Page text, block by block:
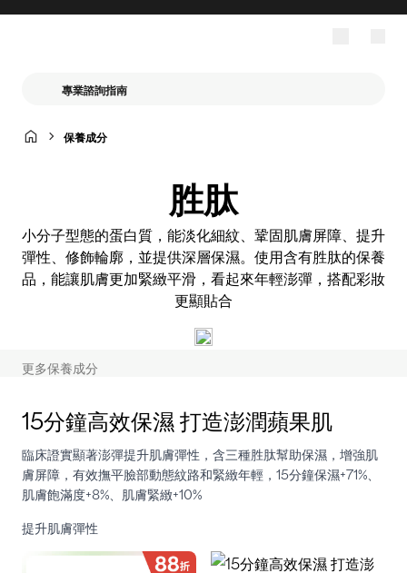
專業諮詢指南
保養成分
胜肽
小分子型態的蛋白質，能淡化細紋、鞏固肌膚屏障、提升
彈性、修飾輪廓，並提供深層保濕。使用含有胜肽的保養
品，能讓肌膚更加緊緻平滑，看起來年輕澎彈，搭配彩妝
更顯貼合
更多保養成分
15分鐘高效保濕 打造澎潤蘋果肌
臨床證實顯著澎彈提升肌膚彈性，含三種胜肽幫助保濕，增強肌
膚屏障，有效撫平臉部動態紋路和緊緻年輕，15分鐘保濕+71%、
肌膚飽滿度+8%、肌膚緊緻+10%
提升肌膚彈性